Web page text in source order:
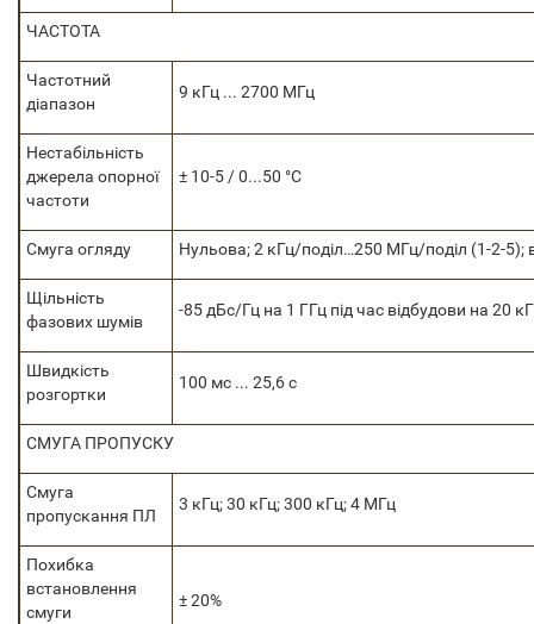
ЧАСТОТА
Частотний
діапазон
9 кГц ... 2700 МГц
Нестабільність
джерела опорної
частоти
± 10-5 / 0...50 °С
Смуга огляду Нульова; 2 кГц/поділ…250 МГц/поділ (1-2-5);
Щільність
фазових шумів
-85 дБс/Гц на 1 ГГц під час відбудови на 20
Швидкість
розгортки
100 мс ... 25,6 с
СМУГА ПРОПУСКУ
Смуга
пропускання ПЛ
3 кГц; 30 кГц; 300 кГц; 4 МГц
Похибка
встановлення
смуги
± 20%